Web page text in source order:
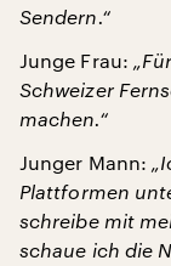
Sendern.“
Junge Frau:
Schweizer
machen.“
Junger Mann:
Plattformen
schreibe mit
schaue ich die